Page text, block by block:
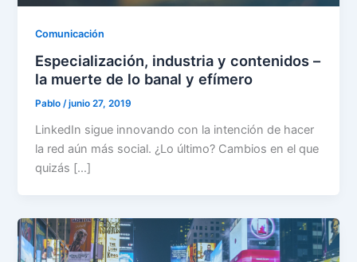
Comunicación
Especialización, industria y contenidos –
la muerte de lo banal y efímero
Pablo/junio 27, 2019
LinkedIn sigue innovando con la intención de hacer
la red aún más social. ¿Lo último? Cambios en el que
quizás […]